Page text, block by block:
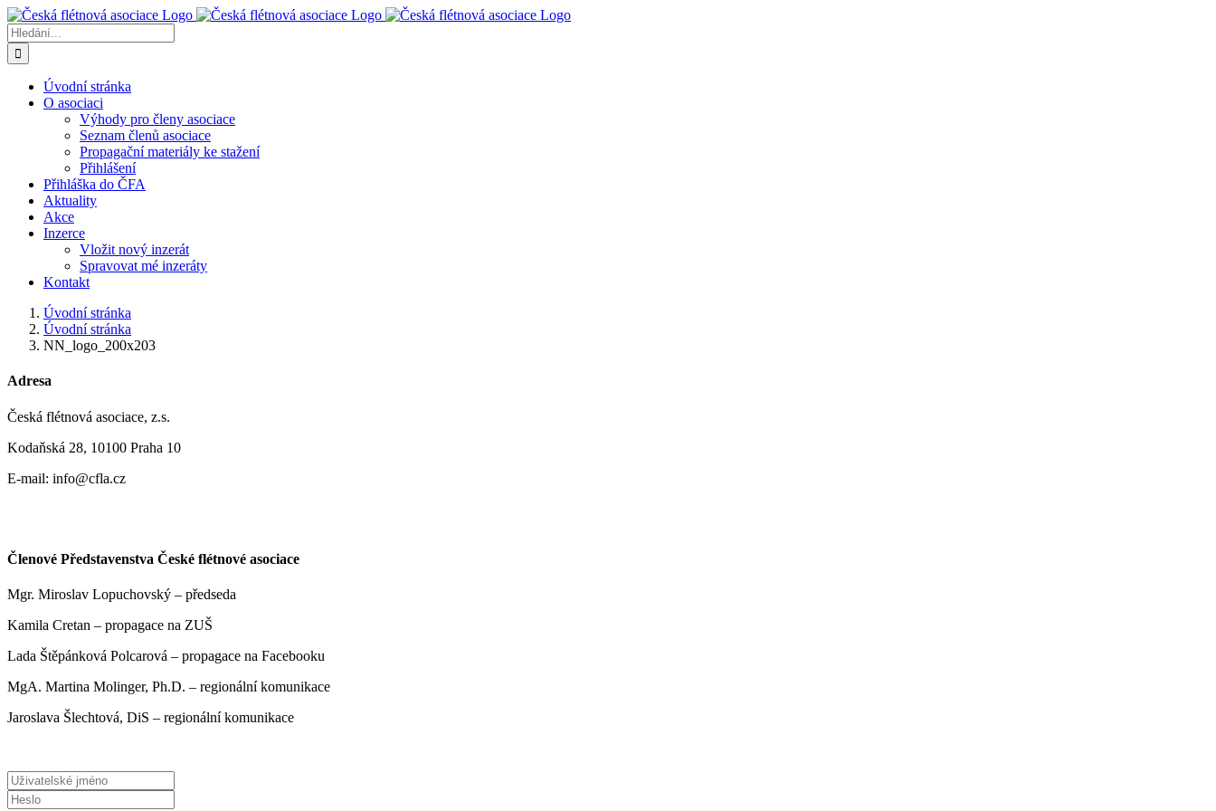
Přeskočit
na
obsah
Hledat:
Úvodní stránka
O asociaci
Výhody pro členy asociace
Seznam členů asociace
Propagační materiály ke stažení
Přihlášení
Přihláška do ČFA
Aktuality
Akce
Inzerce
Vložit nový inzerát
Spravovat mé inzeráty
Kontakt
Úvodní stránka
Úvodní stránka
NN_logo_200x203
Adresa
Česká flétnová asociace, z.s.
Kodaňská 28, 10100 Praha 10
E-mail: info@cfla.cz
Členové Představenstva České flétnové asociace
Mgr. Miroslav Lopuchovský – předseda
Kamila Cretan – propagace na ZUŠ
Lada Štěpánková Polcarová – propagace na Facebooku
MgA. Martina Molinger, Ph.D. – regionální komunikace
Jaroslava Šlechtová, DiS – regionální komunikace